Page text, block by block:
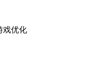
戏优化